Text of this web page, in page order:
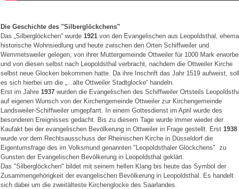
Die Geschichte des "Silberglöckchens"
Das „Silberglöckchen“ wurde 1921 von den Evangelischen aus Leopoldsthal,
historische Wohnsiedlung und heute zwischen den Orten Schiffweiler und
Wemmetsweiler gelegen, von ihrer Muttergemeinde Ottweiler für 1000 Mark
und von diesen selbst nach Leopoldsthal verbracht, nachdem die Ottweiler Kirche
selbst neue Glocken bekommen hatte. Da ihre Inschrift das Jahr 1519 aufweist, soll
es sich hierbei um die „...alte Ottweiler Stadtglocke“ handeln.
Erst im Jahre 1937 wurden die Evangelischen des Schiffweiler Ortsteils
auf eigenen Wunsch von der Kirchengemeinde Ottweiler zur Kirchengemeinde
Landsweiler-Schiffweiler umgepfarrt. In einem Gottesdienst im April wurde des
besonderen Ereignisses gedacht. Bis zu diesem Tage wurde immer wieder der
Kaufakt bei der evangelischen Bevölkerung in Ottweiler in Frage gestellt. Erst 1938
wurde vor dem Rechtsausschuss der Rheinischen Kirche in Düsseldorf die
Eigentumsfrage des im Volksmund genannten "Leopoldsthaler Glöckchens" zu
Gunsten der Evangelischen Bevölkerung in Leopoldsthal geklärt.
Das "Silberglöckchen" bildet mit seinem hellen Klang bis heute das Symbol der
Zusammengehörigkeit der evangelischen Bevölkerung in Leopoldsthal. Es handelt
sich dabei um die zweitälteste Kirchenglocke des Saarlandes.